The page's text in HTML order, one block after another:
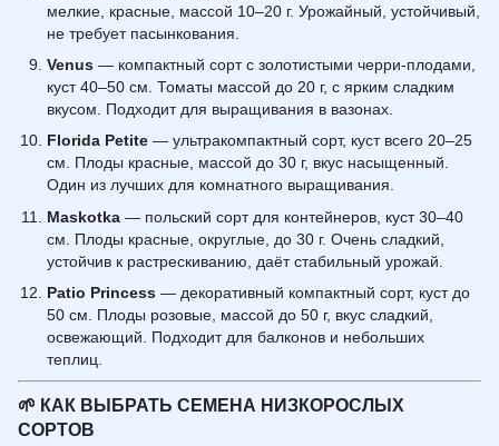
мелкие, красные, массой 10–20 г. Урожайный, устойчивый,
не требует пасынкования.
Venus — компактный сорт с золотистыми черри-плодами,
куст 40–50 см. Томаты массой до 20 г, с ярким сладким
вкусом. Подходит для выращивания в вазонах.
Florida Petite — ультракомпактный сорт, куст всего 20–25
см. Плоды красные, массой до 30 г, вкус насыщенный.
Один из лучших для комнатного выращивания.
Maskotka — польский сорт для контейнеров, куст 30–40
см. Плоды красные, округлые, до 30 г. Очень сладкий,
устойчив к растрескиванию, даёт стабильный урожай.
Patio Princess — декоративный компактный сорт, куст до
50 см. Плоды розовые, массой до 50 г, вкус сладкий,
освежающий. Подходит для балконов и небольших
теплиц.
🌱 КАК ВЫБРАТЬ СЕМЕНА НИЗКОРОСЛЫХ
СОРТОВ